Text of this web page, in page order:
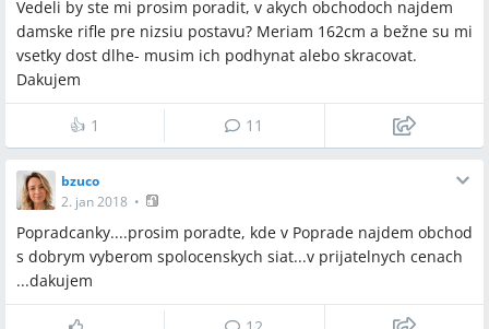
Vedeli by ste mi prosim poradit, v akych obchodoch najdem
damske rifle pre nizsiu postavu? Meriam 162cm a bežne su mi
vsetky dost dlhe- musim ich podhynat alebo skracovat.
Dakujem
👍 1 11
bzuco
2. jan 2018 •
Popradcanky....prosim poradte, kde v Poprade najdem obchod
s dobrym vyberom spolocenskych siat...v prijatelnych cenach
...dakujem